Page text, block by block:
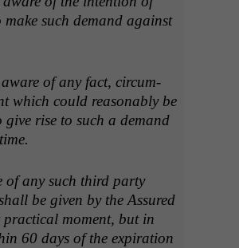
such demand against
aware of any fact, cir­cum­
which could rea­son­ably be
rise to such a demand
of any such third par­ty
be giv­en by the Assured
prac­ti­cal moment, but in
60 days of the expi­ra­tion